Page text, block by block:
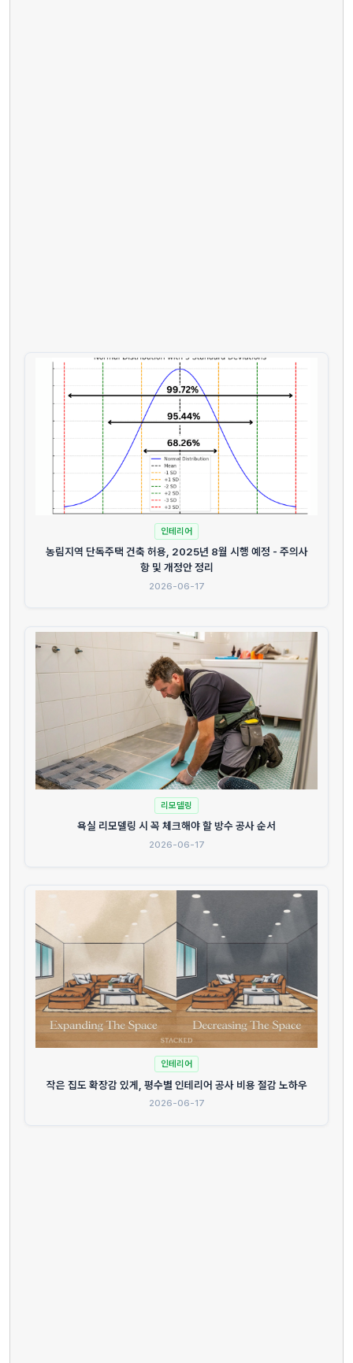
인테리어
농림지역 단독주택 건축 허용, 2025년 8월 시행 예정 - 주의사
항 및 개정안 정리
2026-06-17
리모델링
욕실 리모델링 시 꼭 체크해야 할 방수 공사 순서
2026-06-17
인테리어
작은 집도 확장감 있게, 평수별 인테리어 공사 비용 절감 노하우
2026-06-17